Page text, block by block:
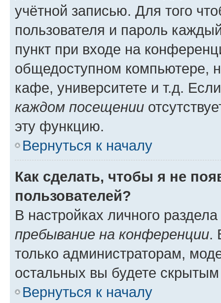
учётной записью. Для того
пользователя и пароль
пункт при входе на
общедоступном компьютере,
кафе, университете и т.д.
каждом посещении
эту функцию.
Вернуться к началу
Как сделать, чтобы я не
пользователей?
В настройках личного
пребывание на конференции.
только администраторам,
остальных вы будете
Вернуться к началу